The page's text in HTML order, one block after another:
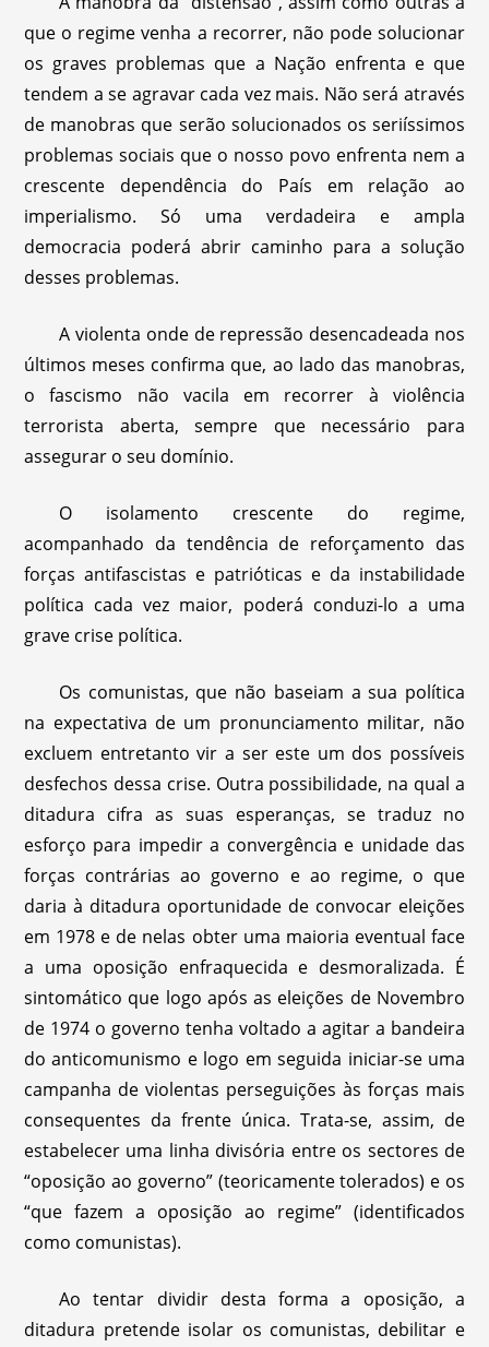
que o regime venha a recorrer, não pode solucionar
os graves problemas que a Nação enfrenta e que
tendem a se agravar cada vez mais. Não será através
de manobras que serão solucionados os seriíssimos
problemas sociais que o nosso povo enfrenta nem a
crescente dependência do País em relação ao
imperialismo. Só uma verdadeira e ampla
democracia poderá abrir caminho para a solução
desses problemas.
A violenta onde de repressão desencadeada nos
últimos meses confirma que, ao lado das manobras,
o fascismo não vacila em recorrer à violência
terrorista aberta, sempre que necessário para
assegurar o seu domínio.
O isolamento crescente do regime,
acompanhado da tendência de reforçamento das
forças antifascistas e patrióticas e da instabilidade
política cada vez maior, poderá conduzi-lo a uma
grave crise política.
Os comunistas, que não baseiam a sua política
na expectativa de um pronunciamento militar, não
excluem entretanto vir a ser este um dos possíveis
desfechos dessa crise. Outra possibilidade, na qual a
ditadura cifra as suas esperanças, se traduz no
esforço para impedir a convergência e unidade das
forças contrárias ao governo e ao regime, o que
daria à ditadura oportunidade de convocar eleições
em 1978 e de nelas obter uma maioria eventual face
a uma oposição enfraquecida e desmoralizada. É
sintomático que logo após as eleições de Novembro
de 1974 o governo tenha voltado a agitar a bandeira
do anticomunismo e logo em seguida iniciar-se uma
campanha de violentas perseguições às forças mais
consequentes da frente única. Trata-se, assim, de
estabelecer uma linha divisória entre os sectores de
“oposição ao governo” (teoricamente tolerados) e os
“que fazem a oposição ao regime” (identificados
como comunistas).
Ao tentar dividir desta forma a oposição, a
ditadura pretende isolar os comunistas, debilitar e